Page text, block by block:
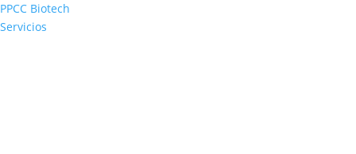
PPCC Biotech
Servicios